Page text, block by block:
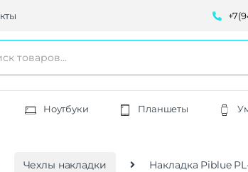
Ноутбуки Планшеты
Чехлы накладки Накладка Piblue